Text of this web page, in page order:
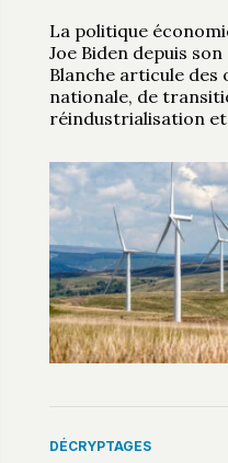
La politique
Joe Biden depuis
Blanche articule
nationale, de
réindustrialisation et
DÉCRYPTAGES